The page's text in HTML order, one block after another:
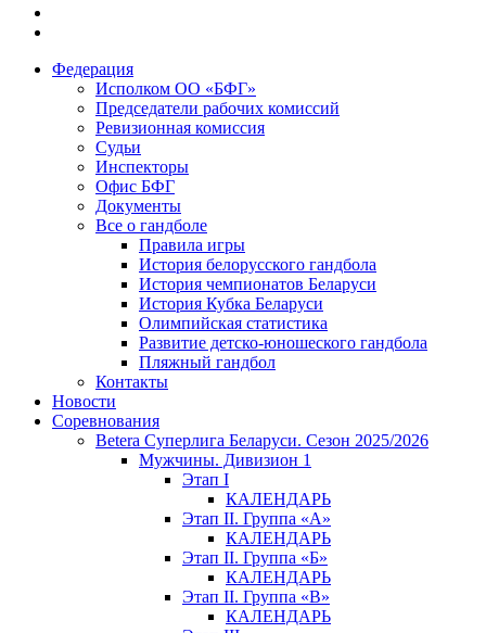
Федерация
Исполком ОО «БФГ»
Председатели рабочих комиссий
Ревизионная комиссия
Судьи
Инспекторы
Офис БФГ
Документы
Все о гандболе
Правила игры
История белорусского гандбола
История чемпионатов Беларуси
История Кубка Беларуси
Олимпийская статистика
Развитие детско-юношеского гандбола
Пляжный гандбол
Контакты
Новости
Соревнования
Betera Суперлига Беларуси. Сезон 2025/2026
Мужчины. Дивизион 1
Этап I
КАЛЕНДАРЬ
Этап II. Группа «А»
КАЛЕНДАРЬ
Этап II. Группа «Б»
КАЛЕНДАРЬ
Этап II. Группа «В»
КАЛЕНДАРЬ